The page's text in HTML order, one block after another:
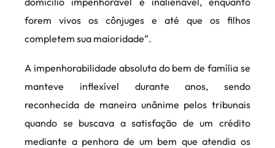
forem vivos os cônjuges e até que os filhos
completem sua maioridade”.
A impenhorabilidade absoluta do bem de família se
manteve inflexível durante anos, sendo
reconhecida de maneira unânime pelos tribunais
quando se buscava a satisfação de um crédito
mediante a penhora de um bem que atendia os